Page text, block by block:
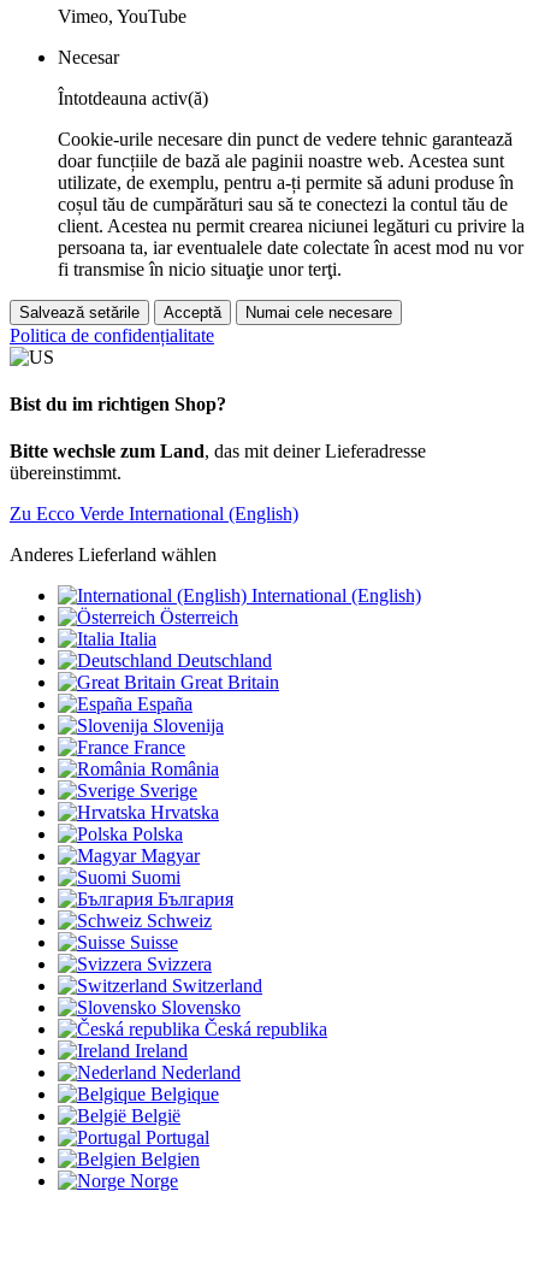
Vimeo, YouTube
Necesar
Întotdeauna activ(ă)
Cookie-urile necesare din punct de vedere tehnic garantează
doar funcțiile de bază ale paginii noastre web. Acestea sunt
utilizate, de exemplu, pentru a-ți permite să aduni produse în
coșul tău de cumpărături sau să te conectezi la contul tău de
client. Acestea nu permit crearea niciunei legături cu privire la
persoana ta, iar eventualele date colectate în acest mod nu vor
fi transmise în nicio situaţie unor terţi.
Salvează setările Acceptă Numai cele necesare
Politica de confidențialitate
Bist du im richtigen Shop?
Bitte wechsle zum Land, das mit deiner Lieferadresse
übereinstimmt.
Zu Ecco Verde International (English)
Anderes Lieferland wählen
International (English)
Österreich
Italia
Deutschland
Great Britain
España
Slovenija
France
România
Sverige
Hrvatska
Polska
Magyar
Suomi
България
Schweiz
Suisse
Svizzera
Switzerland
Slovensko
Česká republika
Ireland
Nederland
Belgique
België
Portugal
Belgien
Norge